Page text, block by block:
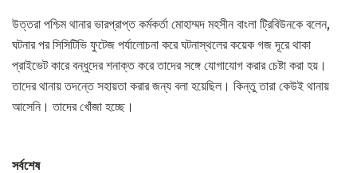
উত্তরা পশ্চিম থানার ভারপ্রাপ্ত কর্মকর্তা মোহাম্মদ মহসীন বাংলা ট্রিবিউনকে বলেন,
ঘটনার পর সিসিটিভি ফুটেজ পর্যালোচনা করে ঘটনাস্থলের কয়েক গজ দূরে থাকা
প্রাইভেট কারে বন্ধুদের শনাক্ত করে তাদের সঙ্গে যোগাযোগ করার চেষ্টা করা হয়।
তাদের থানায় তদন্তে সহায়তা করার জন্য বলা হয়েছিল। কিন্তু তারা কেউই থানায়
আসেনি। তাদের খোঁজা হচ্ছে।
সর্বশেষ